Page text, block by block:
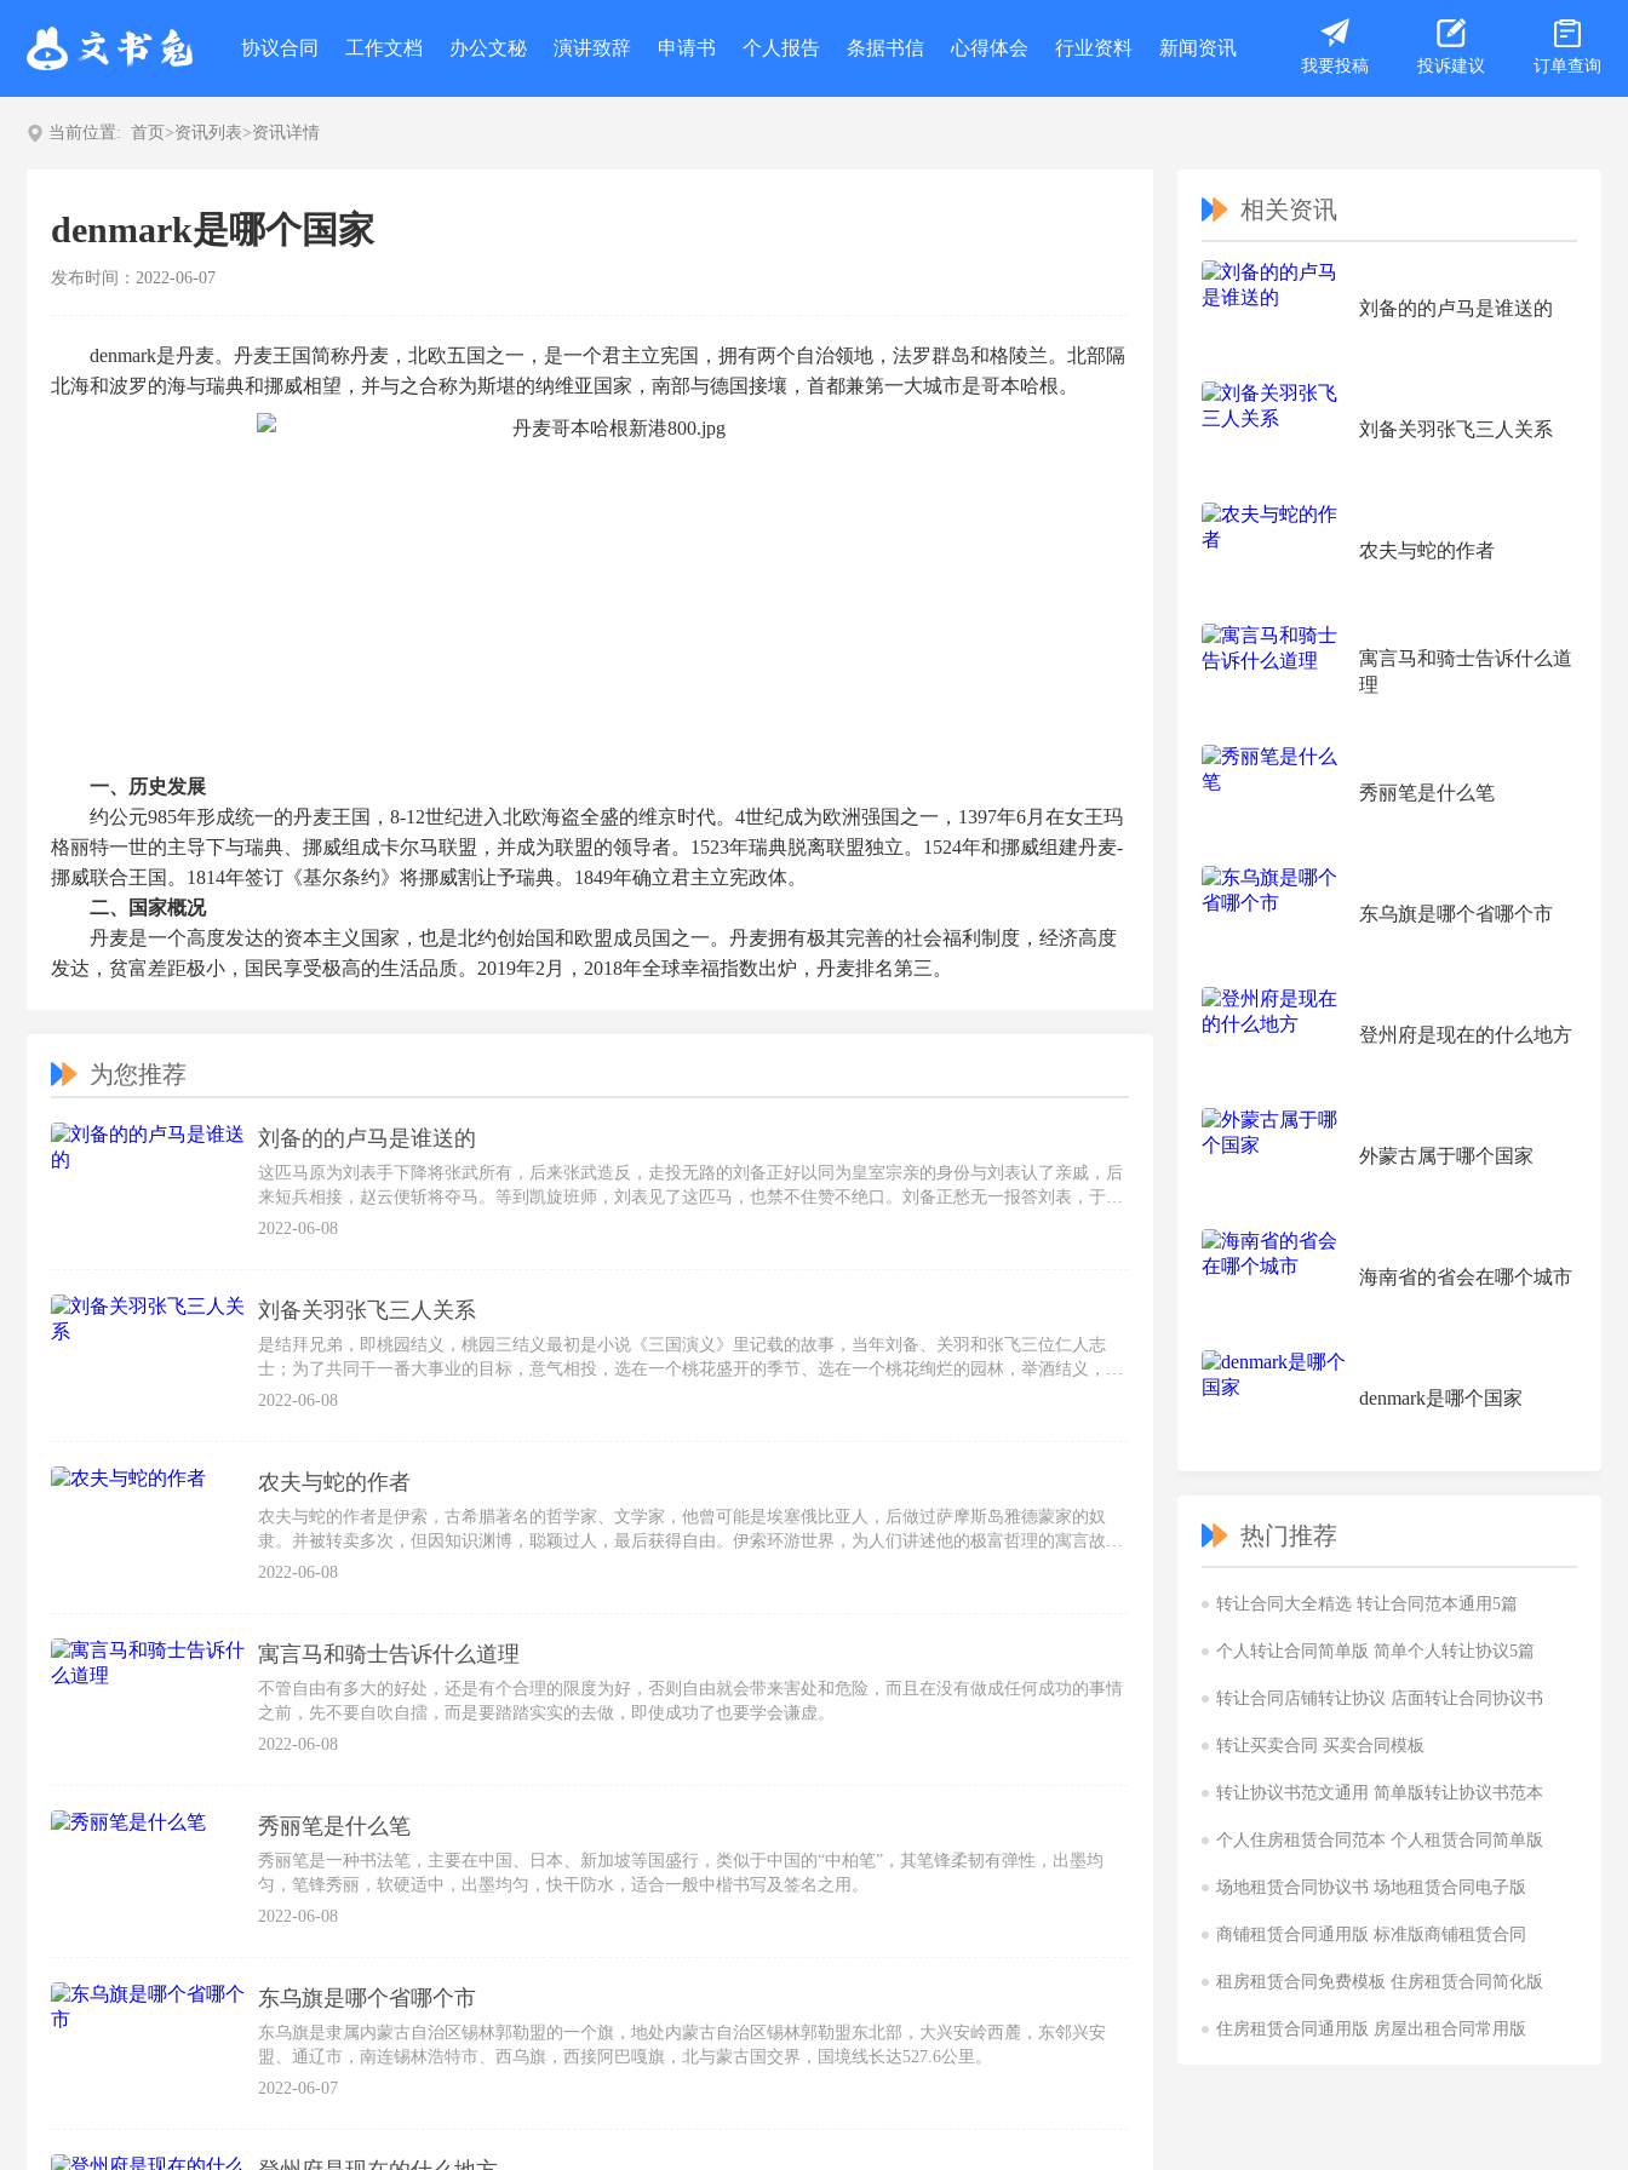
协议合同 工作文档 办公文秘 演讲致辞 申请书 个人报告 条据书信 心得体会 行业资料 新闻资讯
订单查询
投诉建议
我要投稿
当前位置: 首页 >资讯列表>资讯详情
denmark是哪个国家
发布时间：2022-06-07
denmark是丹麦。丹麦王国简称丹麦，北欧五国之一，是一个君主立宪国，拥有两个自治领地，法罗群岛和格陵兰。北部隔
北海和波罗的海与瑞典和挪威相望，并与之合称为斯堪的纳维亚国家，南部与德国接壤，首都兼第一大城市是哥本哈根。
一、历史发展
约公元985年形成统一的丹麦王国，8-12世纪进入北欧海盗全盛的维京时代。4世纪成为欧洲强国之一，1397年6月在女王玛
格丽特一世的主导下与瑞典、挪威组成卡尔马联盟，并成为联盟的领导者。1523年瑞典脱离联盟独立。1524年和挪威组建丹麦-
挪威联合王国。1814年签订《基尔条约》将挪威割让予瑞典。1849年确立君主立宪政体。
二、国家概况
丹麦是一个高度发达的资本主义国家，也是北约创始国和欧盟成员国之一。丹麦拥有极其完善的社会福利制度，经济高度
发达，贫富差距极小，国民享受极高的生活品质。2019年2月，2018年全球幸福指数出炉，丹麦排名第三。
为您推荐
刘备的的卢马是谁送的
这匹马原为刘表手下降将张武所有，后来张武造反，走投无路的刘备正好以同为皇室宗亲的身份与刘表认了亲戚，后
来短兵相接，赵云便斩将夺马。等到凯旋班师，刘表见了这匹马，也禁不住赞不绝口。刘备正愁无一报答刘表，于是
欲将此马送给刘表。不料，刘表谋士蒯越认为此马骑则妨主。”吓得刘表赶紧找借口送还给了刘备。
2022-06-08
刘备关羽张飞三人关系
是结拜兄弟，即桃园结义，桃园三结义最初是小说《三国演义》里记载的故事，当年刘备、关羽和张飞三位仁人志
士；为了共同干一番大事业的目标，意气相投，选在一个桃花盛开的季节、选在一个桃花绚烂的园林，举酒结义，对
天盟誓，有难同当，有福同享，共同实现自己人生的美好理想。
2022-06-08
农夫与蛇的作者
农夫与蛇的作者是伊索，古希腊著名的哲学家、文学家，他曾可能是埃塞俄比亚人，后做过萨摩斯岛雅德蒙家的奴
隶。并被转卖多次，但因知识渊博，聪颖过人，最后获得自由。伊索环游世界，为人们讲述他的极富哲理的寓言故
事，他后来被德尔菲人杀害。
2022-06-08
寓言马和骑士告诉什么道理
不管自由有多大的好处，还是有个合理的限度为好，否则自由就会带来害处和危险，而且在没有做成任何成功的事情
之前，先不要自吹自擂，而是要踏踏实实的去做，即使成功了也要学会谦虚。
2022-06-08
秀丽笔是什么笔
秀丽笔是一种书法笔，主要在中国、日本、新加坡等国盛行，类似于中国的“中柏笔”，其笔锋柔韧有弹性，出墨均
匀，笔锋秀丽，软硬适中，出墨均匀，快干防水，适合一般中楷书写及签名之用。
2022-06-08
东乌旗是哪个省哪个市
东乌旗是隶属内蒙古自治区锡林郭勒盟的一个旗，地处内蒙古自治区锡林郭勒盟东北部，大兴安岭西麓，东邻兴安
盟、通辽市，南连锡林浩特市、西乌旗，西接阿巴嘎旗，北与蒙古国交界，国境线长达527.6公里。
2022-06-07
相关资讯
刘备的的卢马是谁送的
刘备关羽张飞三人关系
农夫与蛇的作者
寓言马和骑士告诉什么道
理
秀丽笔是什么笔
东乌旗是哪个省哪个市
登州府是现在的什么地方
外蒙古属于哪个国家
海南省的省会在哪个城市
denmark是哪个国家
热门推荐
转让合同大全精选 转让合同范本通用5篇
个人转让合同简单版 简单个人转让协议5篇
转让合同店铺转让协议 店面转让合同协议书
转让买卖合同 买卖合同模板
转让协议书范文通用 简单版转让协议书范本
个人住房租赁合同范本 个人租赁合同简单版
场地租赁合同协议书 场地租赁合同电子版
商铺租赁合同通用版 标准版商铺租赁合同
租房租赁合同免费模板 住房租赁合同简化版
住房租赁合同通用版 房屋出租合同常用版